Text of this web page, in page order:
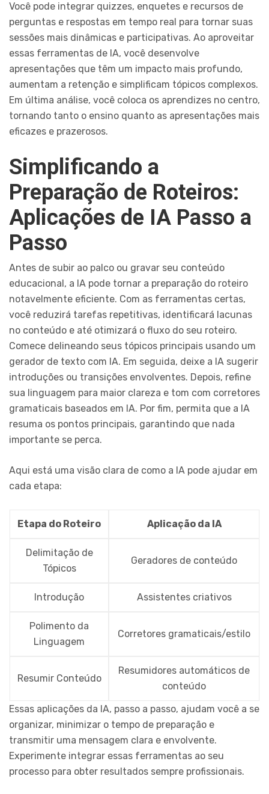
Você pode integrar quizzes, enquetes e recursos de
perguntas e respostas em tempo real para tornar suas
sessões mais dinâmicas e participativas. Ao aproveitar
essas ferramentas de IA, você desenvolve
apresentações que têm um impacto mais profundo,
aumentam a retenção e simplificam tópicos complexos.
Em última análise, você coloca os aprendizes no centro,
tornando tanto o ensino quanto as apresentações mais
eficazes e prazerosos.
Simplificando a
Preparação de Roteiros:
Aplicações de IA Passo a
Passo
Antes de subir ao palco ou gravar seu conteúdo
educacional, a IA pode tornar a preparação do roteiro
notavelmente eficiente. Com as ferramentas certas,
você reduzirá tarefas repetitivas, identificará lacunas
no conteúdo e até otimizará o fluxo do seu roteiro.
Comece delineando seus tópicos principais usando um
gerador de texto com IA. Em seguida, deixe a IA sugerir
introduções ou transições envolventes. Depois, refine
sua linguagem para maior clareza e tom com corretores
gramaticais baseados em IA. Por fim, permita que a IA
resuma os pontos principais, garantindo que nada
importante se perca.
Aqui está uma visão clara de como a IA pode ajudar em
cada etapa:
Etapa do Roteiro Aplicação da IA
Delimitação de
Tópicos
Geradores de conteúdo
Introdução Assistentes criativos
Polimento da
Linguagem
Corretores gramaticais/estilo
Resumir Conteúdo
Resumidores automáticos de
conteúdo
Essas aplicações da IA, passo a passo, ajudam você a se
organizar, minimizar o tempo de preparação e
transmitir uma mensagem clara e envolvente.
Experimente integrar essas ferramentas ao seu
processo para obter resultados sempre profissionais.